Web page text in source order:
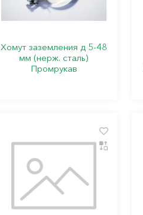
Хомут заземления д 5-48
мм (нерж. сталь)
Промрукав